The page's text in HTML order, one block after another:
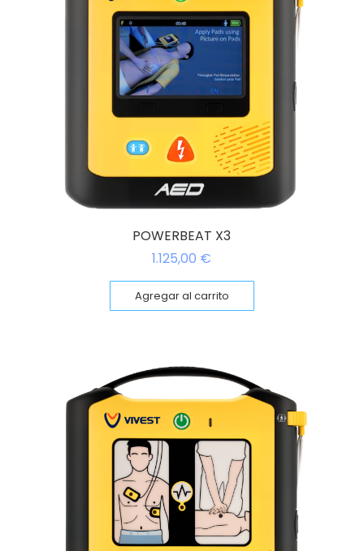
POWERBEAT X3
1.125,00 €
Agregar al carrito